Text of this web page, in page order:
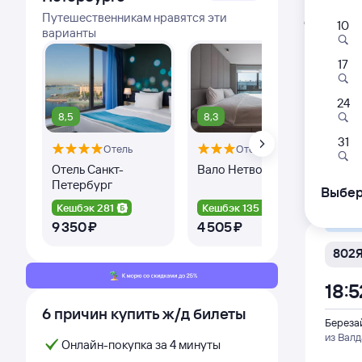
Путешественникам нравятся эти
варианты
8,5
Отель
Отель Санкт-
Петербург
Кешбэк 281
9 ⁠350 ⁠₽
8,3
Отель
Вало Нетворк
Кешбэк 135
4 ⁠505 ⁠₽ 3
6 причин купить ж/д билеты
Онлайн-покупка за 4 минуты
Открыта
842У
из
18:52
Дни
802Я
из
10
17
24
31